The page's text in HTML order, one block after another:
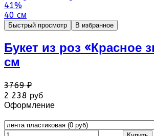
41%
40 см
Быстрый просмотр В избранное
Букет из роз «Красное
см
3769 ₽
2 238 руб
Оформление